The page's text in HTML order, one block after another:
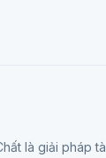
là giải pháp